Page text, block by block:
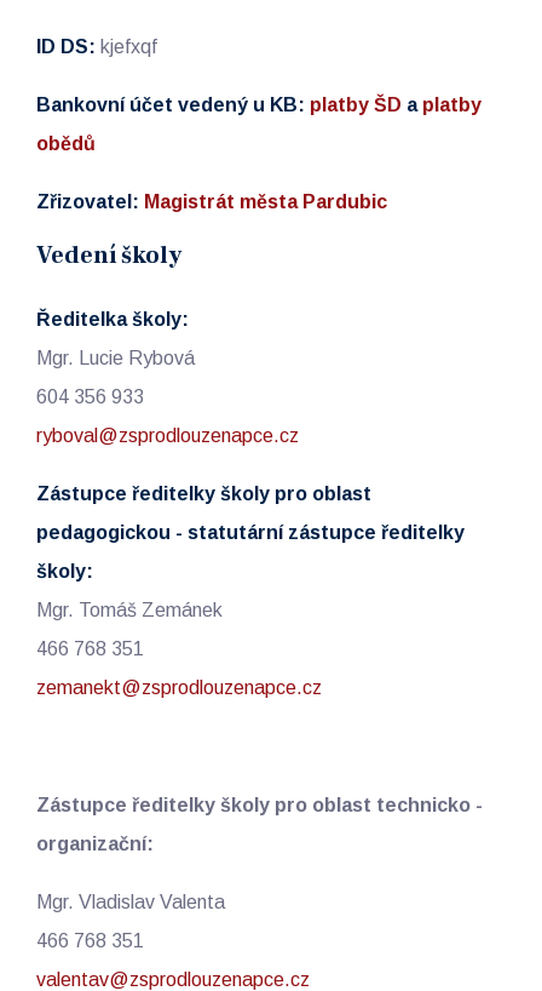
ID DS: kjefxqf
Bankovní účet vedený u KB: platby ŠD a platby
obědů
Zřizovatel: Magistrát města Pardubic
Vedení školy
Ředitelka školy:
Mgr. Lucie Rybová
604 356 933
ryboval@zsprodlouzenapce.cz
Zástupce ředitelky školy pro oblast
pedagogickou - statutární zástupce ředitelky
školy:
Mgr. Tomáš Zemánek
466 768 351
zemanekt@zsprodlouzenapce.cz
Zástupce ředitelky školy pro oblast technicko -
organizační:
Mgr. Vladislav Valenta
466 768 351
valentav@zsprodlouzenapce.cz